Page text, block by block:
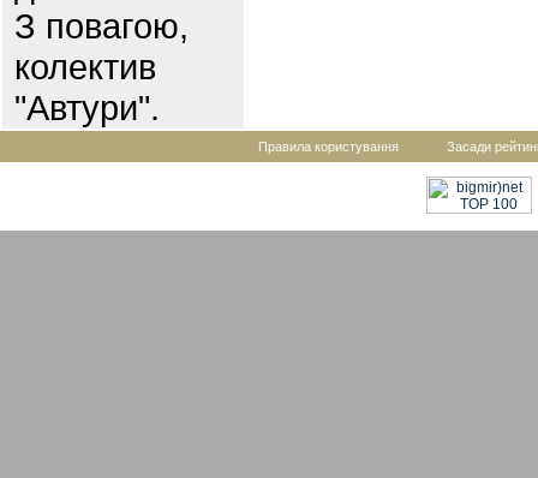
З повагою,
колектив
"Автури".
Правила користування Засади